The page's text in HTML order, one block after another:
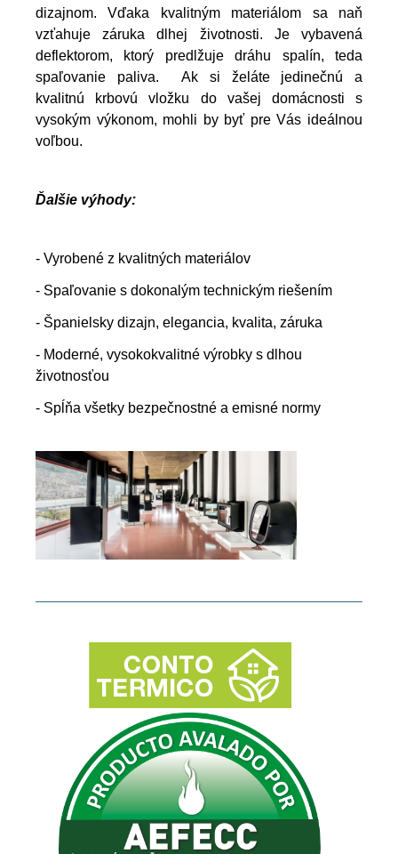
dizajnom. Vďaka kvalitným materiálom sa naň
vzťahuje záruka dlhej životnosti. Je vybavená
deflektorom, ktorý predlžuje dráhu spalín, teda
spaľovanie paliva. Ak si želáte jedinečnú a
kvalitnú krbovú vložku do vašej domácnosti s
vysokým výkonom, mohli by byť pre Vás ideálnou
voľbou.
Ďalšie výhody:
- Vyrobené z kvalitných materiálov
- Spaľovanie s dokonalým technickým riešením
- Španielsky dizajn, elegancia, kvalita, záruka
- Moderné, vysokokvalitné výrobky s dlhou
životnosťou
- Spĺňa všetky bezpečnostné a emisné normy